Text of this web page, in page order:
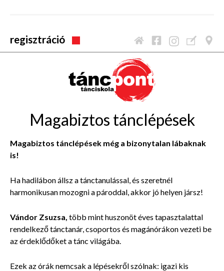
regisztráció
Magabiztos tánclépések
Magabiztos tánclépések még a bizonytalan lábaknak
is!
Ha hadilábon állsz a tánctanulással, és szeretnél
harmonikusan mozogni a pároddal, akkor jó helyen jársz!
Vándor Zsuzsa, több mint huszonöt éves tapasztalattal
rendelkező tánctanár, csoportos és magánórákon vezeti be
az érdeklődőket a tánc világába.
Ezek az órák nemcsak a lépésekről szólnak: igazi kis